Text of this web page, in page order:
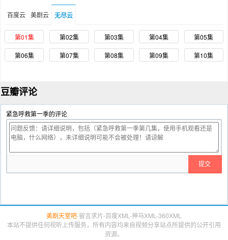
百度云 美剧云 无尽云
第01集 第02集 第03集 第04集 第05集
第06集 第07集 第08集 第09集 第10集
豆瓣评论
紧急呼救第一季的评论
美剧天堂吧-留言求片-百度XML -神马XML -360XML
本站不提供任何视听上传服务，所有内容均来自视频分享站点所提供的公开引用
资源。